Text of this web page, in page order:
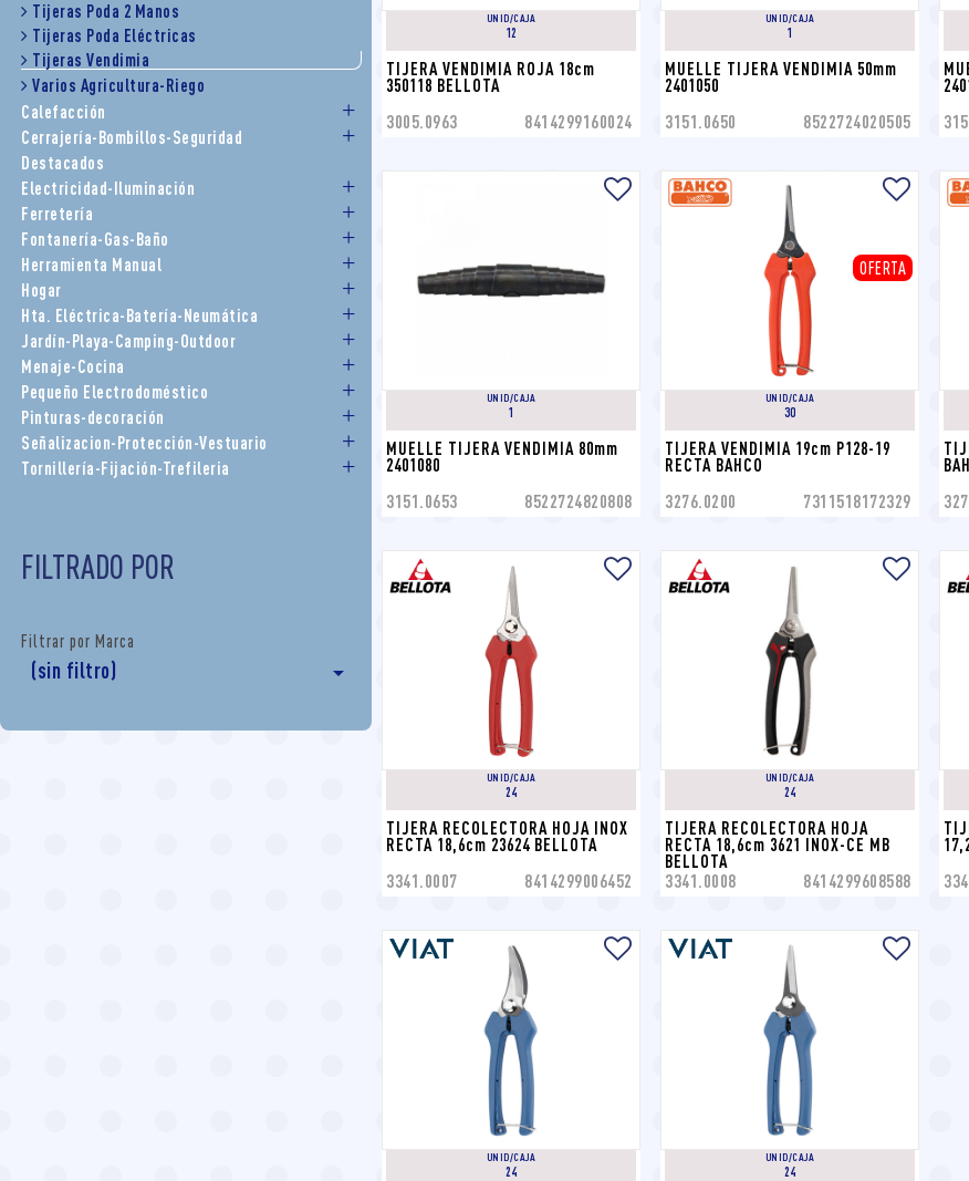
Tijeras Poda 2 Manos
Tijeras Poda Eléctricas
Tijeras Vendimia
Varios Agricultura-Riego
Calefacción
Cerrajería-Bombillos-Seguridad
Destacados
Electricidad-Iluminación
Ferretería
Fontanería-Gas-Baño
Herramienta Manual
Hogar
Hta. Eléctrica-Batería-Neumática
Jardín-Playa-Camping-Outdoor
Menaje-Cocina
Pequeño Electrodoméstico
Pinturas-decoración
Señalizacion-Protección-Vestuario
Tornillería-Fijación-Trefileria
FILTRADO POR
Filtrar por Marca
(sin filtro) 
UNID/CAJA
12
TIJERA VENDIMIA ROJA 18cm
350118 BELLOTA
3005.0963 8414299160024
UNID/CAJA
1
MUELLE TIJERA VENDIMIA 50mm
2401050
3151.0650 8522724020505
UNID/CAJA
1
MUELLE TIJERA VENDIMIA 80mm
2401080
3151.0653 8522724820808
OFERTA
UNID/CAJA
30
TIJERA VENDIMIA 19cm P128-19
RECTA BAHCO
3276.0200 7311518172329
UNID/CAJA
24
TIJERA RECOLECTORA HOJA INOX
RECTA 18,6cm 23624 BELLOTA
3341.0007 8414299006452
UNID/CAJA
24
TIJERA RECOLECTORA HOJA
RECTA 18,6cm 3621 INOX-CE MB
BELLOTA
3341.0008 8414299608588
UNID/CAJA
24
UNID/CAJA
24